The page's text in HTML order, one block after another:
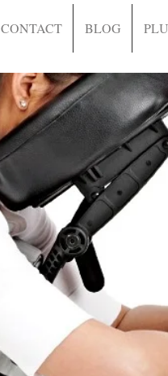
CONTACT BLOG